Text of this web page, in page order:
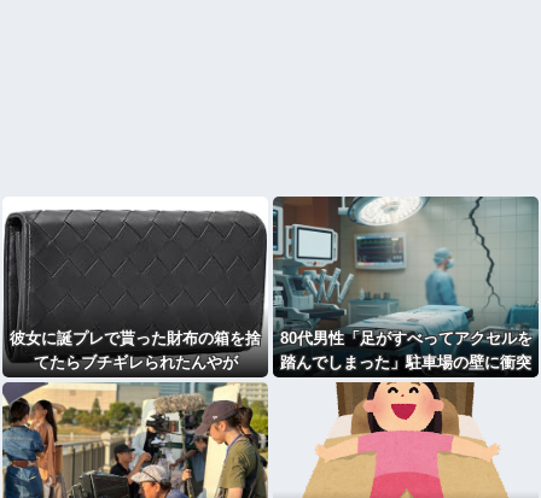
彼女に誕プレで貰った財布の箱を捨
てたらブチギレられたんやが
80代男性「足がすべってアクセルを
踏んでしまった」駐車場の壁に衝突